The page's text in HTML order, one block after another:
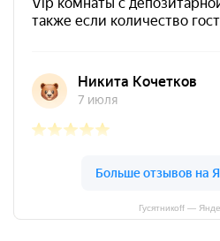
Гусятникоff —